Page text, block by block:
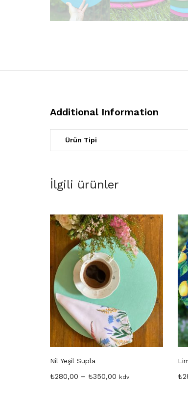
Additional Information
Ürün Tipi
İlgili ürünler
Nil Yeşil Supla
₺280,00 – ₺350,00 kdv ₺